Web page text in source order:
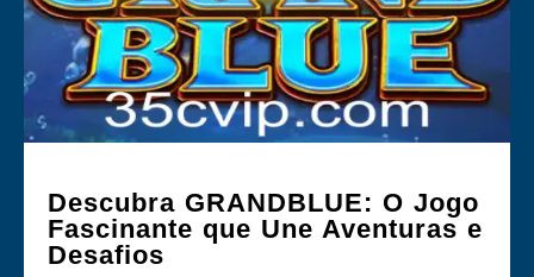
Descubra GRANDBLUE: O Jogo
Fascinante que Une Aventuras e
Desafios